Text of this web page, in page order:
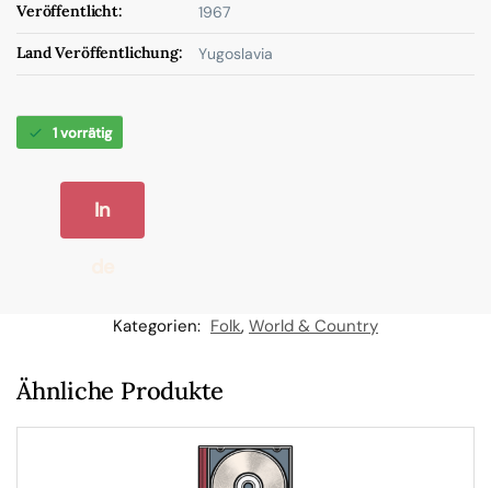
Veröffentlicht: 1967
Land Veröffentlichung: Yugoslavia
1 vorrätig
In
W
Kategorien: Folk, World & Country
Ähnliche Produkte